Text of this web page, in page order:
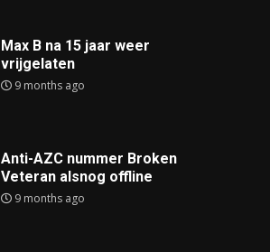
Max B na 15 jaar weer
vrijgelaten
9 months ago
Anti-AZC nummer Broken
Veteran alsnog offline
9 months ago